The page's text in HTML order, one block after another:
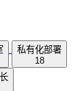
私有化部署
18